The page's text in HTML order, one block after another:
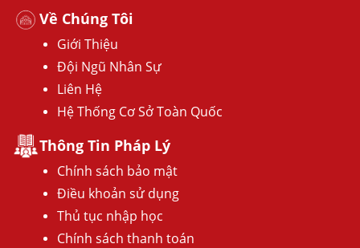
Về Chúng Tôi
Giới Thiệu
Đội Ngũ Nhân Sự
Liên Hệ
Hệ Thống Cơ Sở Toàn Quốc
Thông Tin Pháp Lý
Chính sách bảo mật
Điều khoản sử dụng
Thủ tục nhập học
Chính sách thanh toán